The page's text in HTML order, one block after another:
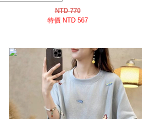
NTD 770
特價 NTD 567